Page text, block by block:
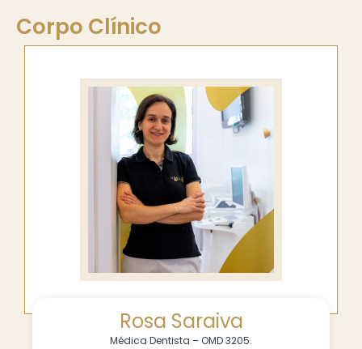
Corpo Clínico
Rosa Saraiva
Médica Dentista – OMD 3205.